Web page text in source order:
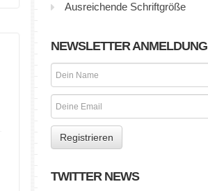
Ausreichende Schriftgröße
NEWSLETTER ANMELDUNG
TWITTER NEWS